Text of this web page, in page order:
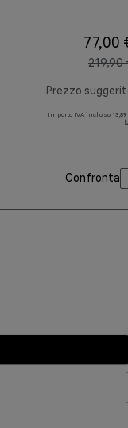
77,00
219,90
Prezzo
Importo IVA incluso
Confronta